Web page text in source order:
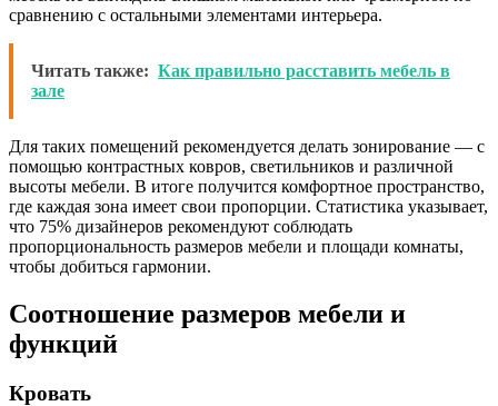
сравнению с остальными элементами интерьера.
Читать также: Как правильно расставить мебель в
зале
Для таких помещений рекомендуется делать зонирование — с
помощью контрастных ковров, светильников и различной
высоты мебели. В итоге получится комфортное пространство,
где каждая зона имеет свои пропорции. Статистика указывает,
что 75% дизайнеров рекомендуют соблюдать
пропорциональность размеров мебели и площади комнаты,
чтобы добиться гармонии.
Соотношение размеров мебели и
функций
Кровать